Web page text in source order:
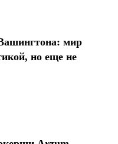
мир
но еще не